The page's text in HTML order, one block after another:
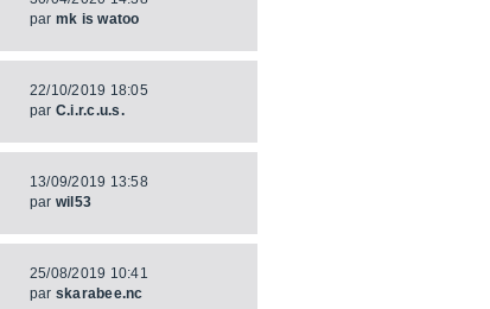
par mk is watoo
22/10/2019 18:05
par C.i.r.c.u.s.
13/09/2019 13:58
par wil53
25/08/2019 10:41
par skarabee.nc